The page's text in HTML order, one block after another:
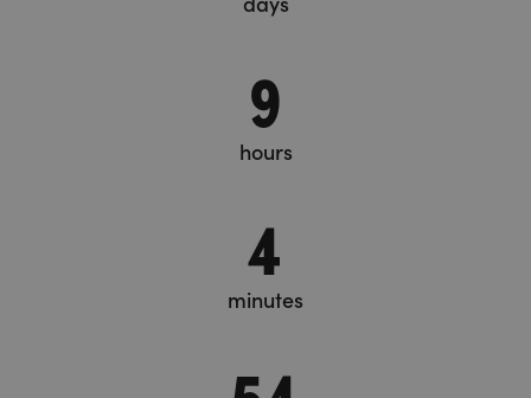
9
hours
4
minutes